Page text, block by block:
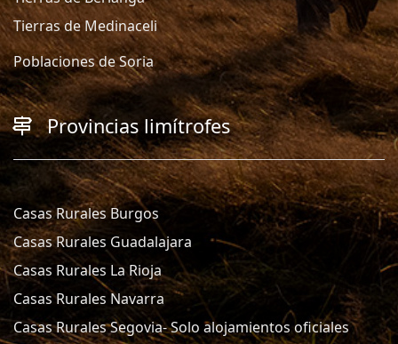
Tierras de Medinaceli
Poblaciones de Soria
Provincias limítrofes
Casas Rurales Burgos
Casas Rurales Guadalajara
Casas Rurales La Rioja
Casas Rurales Navarra
Casas Rurales Segovia- Solo alojamientos oficiales